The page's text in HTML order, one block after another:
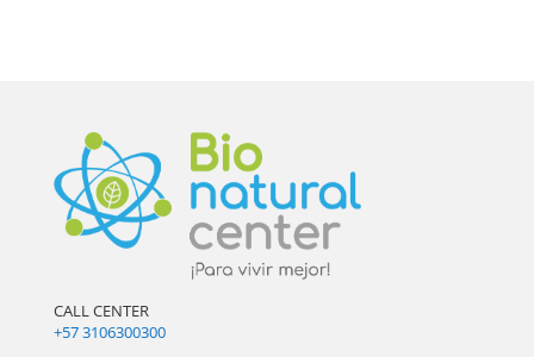
CALL CENTER
+57 3106300300